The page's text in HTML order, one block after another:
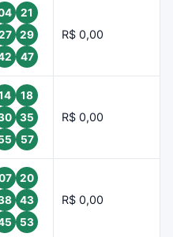
21
29
47
R$ 0,00
18
35
57
R$ 0,00
20
43
53
R$ 0,00